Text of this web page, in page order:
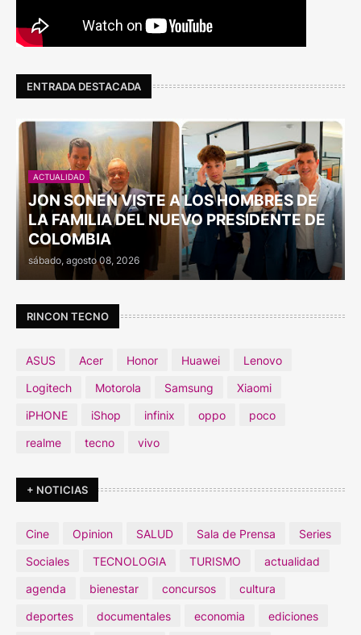
ENTRADA DESTACADA
ACTUALIDAD
JON SONEN VISTE A LOS HOMBRES DE
LA FAMILIA DEL NUEVO PRESIDENTE DE
COLOMBIA
sábado, agosto 08, 2026
RINCON TECNO
ASUS Acer Honor Huawei
Lenovo
Logitech
Motorola Samsung
Xiaomi
iPHONE
iShop infinix oppo
poco
realme
tecno vivo
+ NOTICIAS
Cine Opinion SALUD Sala de Prensa
Series
Sociales
TECNOLOGIA TURISMO
actualidad
agenda
bienestar concursos
cultura
deportes
documentales economia
ediciones